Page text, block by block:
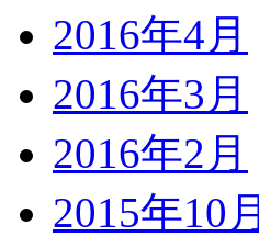
2016年4月
2016年3月
2016年2月
2015年10月